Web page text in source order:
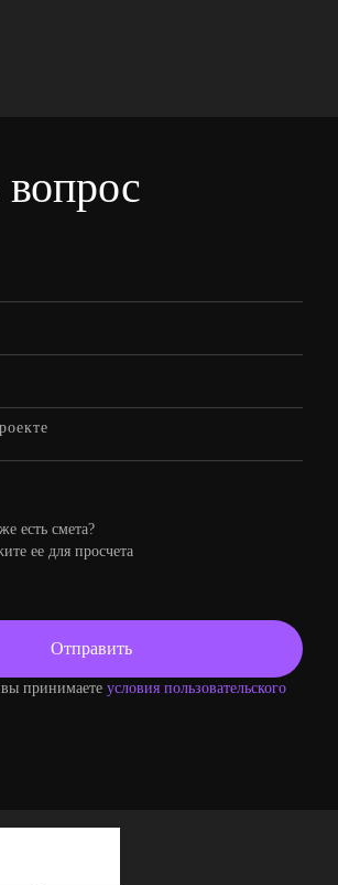
вопрос
есть смета?
ее для просчета
принимаете условия пользовательского